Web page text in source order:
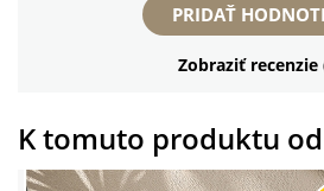
PRIDAŤ
Zobraziť recenzie
K tomuto produktu